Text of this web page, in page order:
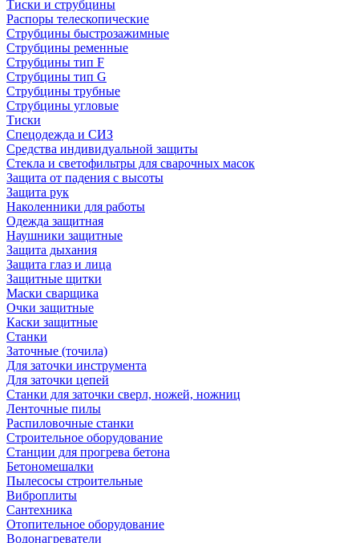
Тиски и струбцины
Распоры телескопические
Струбцины быстрозажимные
Струбцины ременные
Струбцины тип F
Струбцины тип G
Струбцины трубные
Струбцины угловые
Тиски
Спецодежда и СИЗ
Средства индивидуальной защиты
Стекла и светофильтры для сварочных масок
Защита от падения с высоты
Защита рук
Наколенники для работы
Одежда защитная
Наушники защитные
Защита дыхания
Защита глаз и лица
Защитные щитки
Маски сварщика
Очки защитные
Каски защитные
Станки
Заточные (точила)
Для заточки инструмента
Для заточки цепей
Станки для заточки сверл, ножей, ножниц
Ленточные пилы
Распиловочные станки
Строительное оборудование
Станции для прогрева бетона
Бетономешалки
Пылесосы строительные
Виброплиты
Сантехника
Отопительное оборудование
Водонагреватели